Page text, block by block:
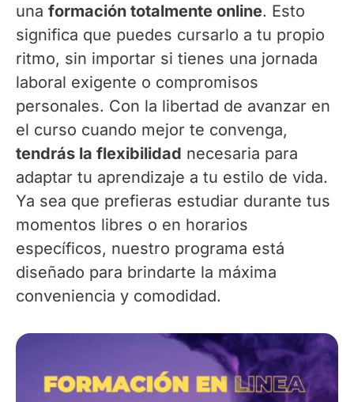
una formación totalmente online. Esto
significa que puedes cursarlo a tu propio
ritmo, sin importar si tienes una jornada
laboral exigente o compromisos
personales. Con la libertad de avanzar en
el curso cuando mejor te convenga,
tendrás la flexibilidad necesaria para
adaptar tu aprendizaje a tu estilo de vida.
Ya sea que prefieras estudiar durante tus
momentos libres o en horarios
específicos, nuestro programa está
diseñado para brindarte la máxima
conveniencia y comodidad.